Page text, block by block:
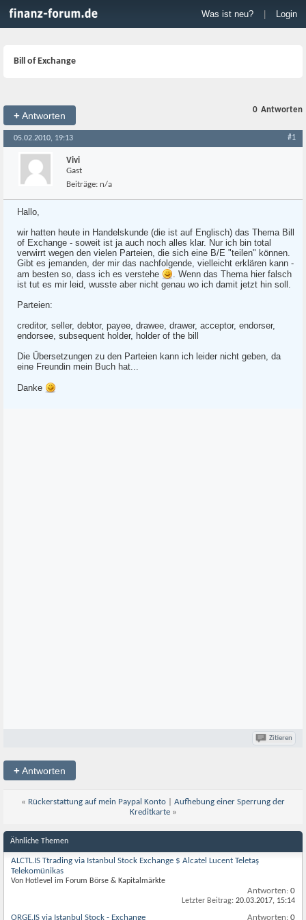
Was ist neu? Login
Bill of Exchange
+Antworten
0 Antworten
05.02.2010, 19:13 #1
Vivi
Gast
Beiträge: n/a
Hallo,
wir hatten heute in Handelskunde (die ist auf Englisch) das Thema Bill
of Exchange - soweit ist ja auch noch alles klar. Nur ich bin total
verwirrt wegen den vielen Parteien, die sich eine B/E "teilen" können.
Gibt es jemanden, der mir das nachfolgende, vielleicht erklären kann -
am besten so, dass ich es verstehe
. Wenn das Thema hier falsch
ist tut es mir leid, wusste aber nicht genau wo ich damit jetzt hin soll.
Parteien:
creditor, seller, debtor, payee, drawee, drawer, acceptor, endorser,
endorsee, subsequent holder, holder of the bill
Die Übersetzungen zu den Parteien kann ich leider nicht geben, da
eine Freundin mein Buch hat...
Danke
Zitieren
+Antworten
« Rückerstattung auf mein Paypal Konto
Aufhebung einer Sperrung der
Kreditkarte »
Ähnliche Themen
ALCTL.IS Ttrading via Istanbul Stock Exchange $ Alcatel Lucent Teletaş
Telekomünikas
Von Hotlevel im Forum Börse & Kapitalmärkte
Antworten: 0
Letzter Beitrag: 20.03.2017, 15:14
ORGE.IS via Istanbul Stock - Exchange Antworten: 0